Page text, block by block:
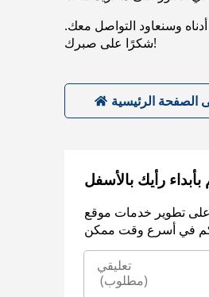
وسنعاود التواصل معك.
شكرًا على صبرك!
الصفحة الرئيسية
رأيك بالأسفل
على تطوير خدمات موقع